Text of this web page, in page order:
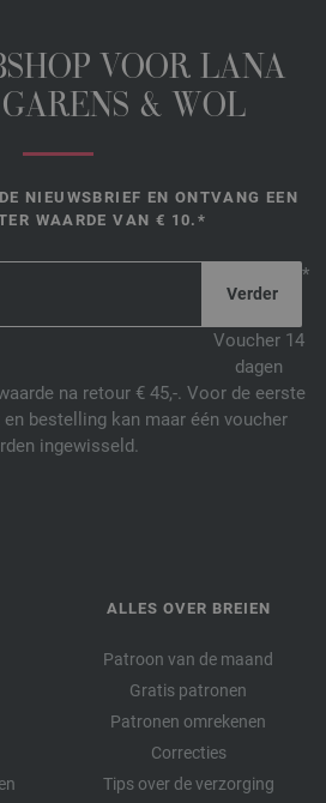
VOOR LANA
GARENS & WOL
NIEUWSBRIEF EN ONTVANG EEN
WAARDE VAN € 10.*
*
Voucher 14
dagen
na retour € 45,-. Voor de eerste
bestelling kan maar één voucher
ingewisseld.
ALLES OVER BREIEN
Patroon van de maand
Gratis patronen
Patronen omrekenen
Correcties
Tips over de verzorging